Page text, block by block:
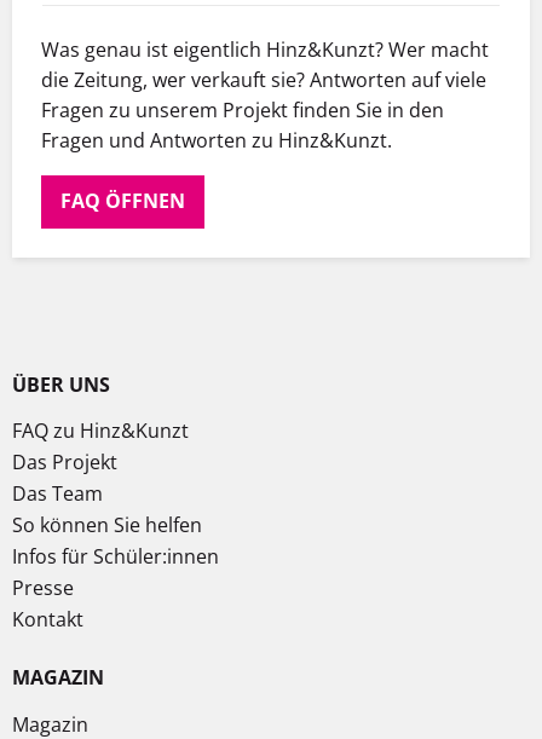
Was genau ist eigentlich Hinz&Kunzt? Wer macht
die Zeitung, wer verkauft sie? Antworten auf viele
Fragen zu unserem Projekt finden Sie in den
Fragen und Antworten zu Hinz&Kunzt.
FAQ ÖFFNEN
ÜBER UNS
FAQ zu Hinz&Kunzt
Das Projekt
Das Team
So können Sie helfen
Infos für Schüler:innen
Presse
Kontakt
MAGAZIN
Magazin